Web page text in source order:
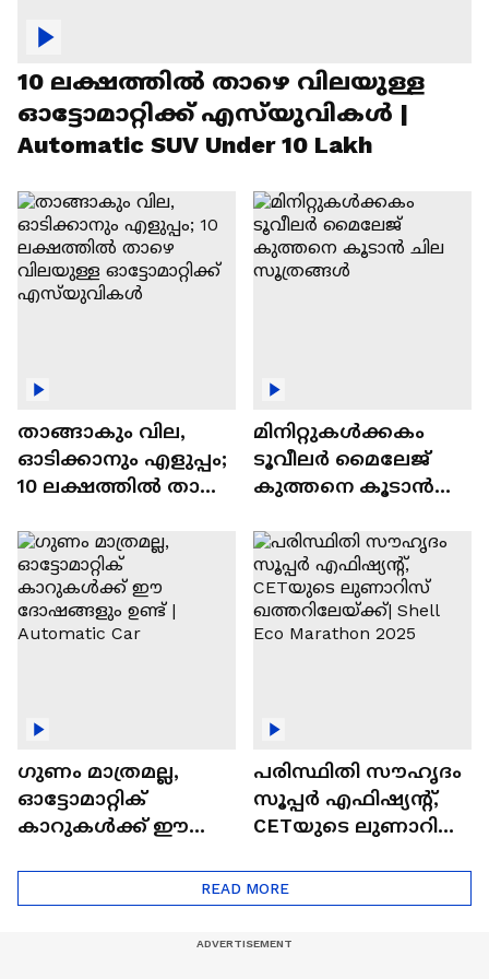
10 ലക്ഷത്തിൽ താഴെ വിലയുള്ള
ഓട്ടോമാറ്റിക്ക് എസ്‍യുവികൾ |
Automatic SUV Under 10 Lakh
താങ്ങാകും വില,
ഓടിക്കാനും എളുപ്പം;
10 ലക്ഷത്തിൽ താഴെ
ഓട്ടോമാറ്റിക്ക്
എസ്‍യുവികൾ
മിനിറ്റുകൾക്കകം
ടൂവീലർ മൈലേജ്
കുത്തനെ കൂടാൻ
ഗുണം മാത്രമല്ല,
ഓട്ടോമാറ്റിക്
കാറുകൾക്ക് ഈ
പരിസ്ഥിതി സൗഹൃദം
സൂപ്പർ എഫിഷ്യന്റ്,
CETയുടെ ലുണാറിസ്
Eco Marathon 2025
READ MORE